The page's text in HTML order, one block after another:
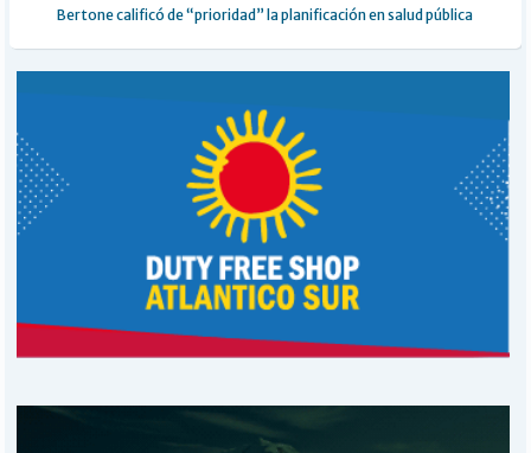
Bertone calificó de “prioridad” la planificación en salud pública